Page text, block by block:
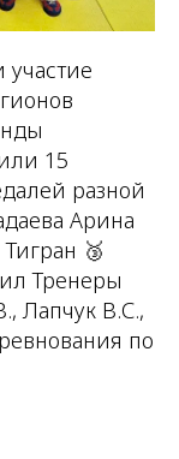
15
разной
Арина
🥉
Тренеры
Лапчук В.С.,
по